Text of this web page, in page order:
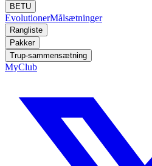
BETU
EvolutionerMålsætninger
Rangliste
Pakker
Trup-sammensætning
MyClub